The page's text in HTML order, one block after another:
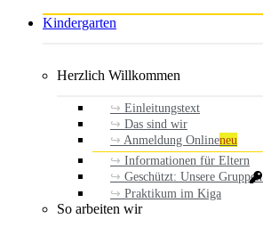
Kindergarten
Herzlich Willkommen
Einleitungstext
Das sind wir
Anmeldung Onlineneu
Informationen für Eltern
Geschützt: Unsere Gruppen
Praktikum im Kiga
So arbeiten wir